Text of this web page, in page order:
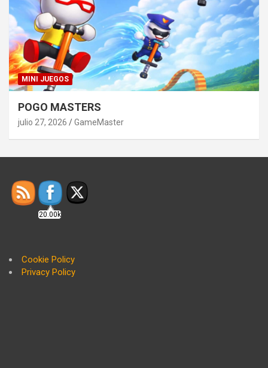
MINI JUEGOS
POGO MASTERS
julio 27, 2026 GameMaster
20.00k
Cookie Policy
Privacy Policy